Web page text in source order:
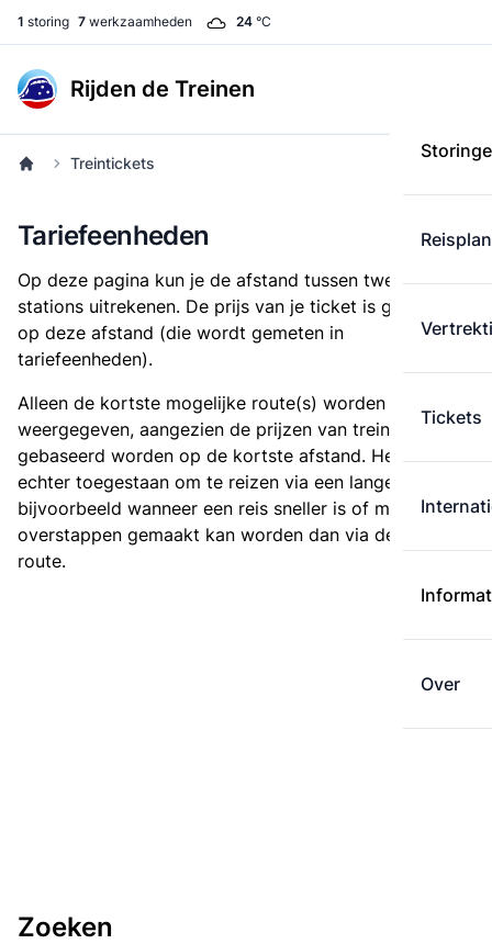
1 storing 7 werkzaamheden 24 °C
Rijden de Treinen
Tickets
Over
Treintickets
Tariefeenheden
Op deze pagina kun je de afstand tussen twee
stations uitrekenen. De prijs van je ticket is gebaseerd
op deze afstand (die wordt gemeten in
tariefeenheden).
Alleen de kortste mogelijke route(s) worden
weergegeven, aangezien de prijzen van treintickets
gebaseerd worden op de kortste afstand. Het is
echter toegestaan om te reizen via een langere route,
bijvoorbeeld wanneer een reis sneller is of met minder
overstappen gemaakt kan worden dan via de kortste
route.
Zoeken